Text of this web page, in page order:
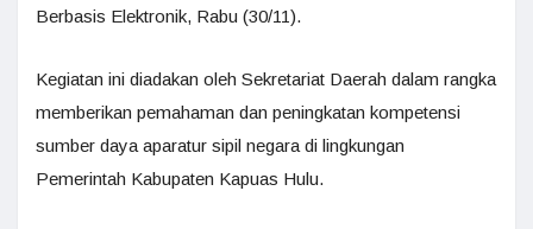
Berbasis Elektronik, Rabu (30/11).
Kegiatan ini diadakan oleh Sekretariat Daerah dalam rangka
memberikan pemahaman dan peningkatan kompetensi
sumber daya aparatur sipil negara di lingkungan
Pemerintah Kabupaten Kapuas Hulu.